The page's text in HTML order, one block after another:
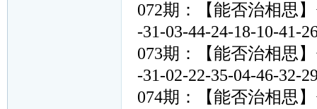
072期：【能否治相思】
-31-03-44-24-18-10-41-
073期：【能否治相思】
-31-02-22-35-04-46-32-
074期：【能否治相思】